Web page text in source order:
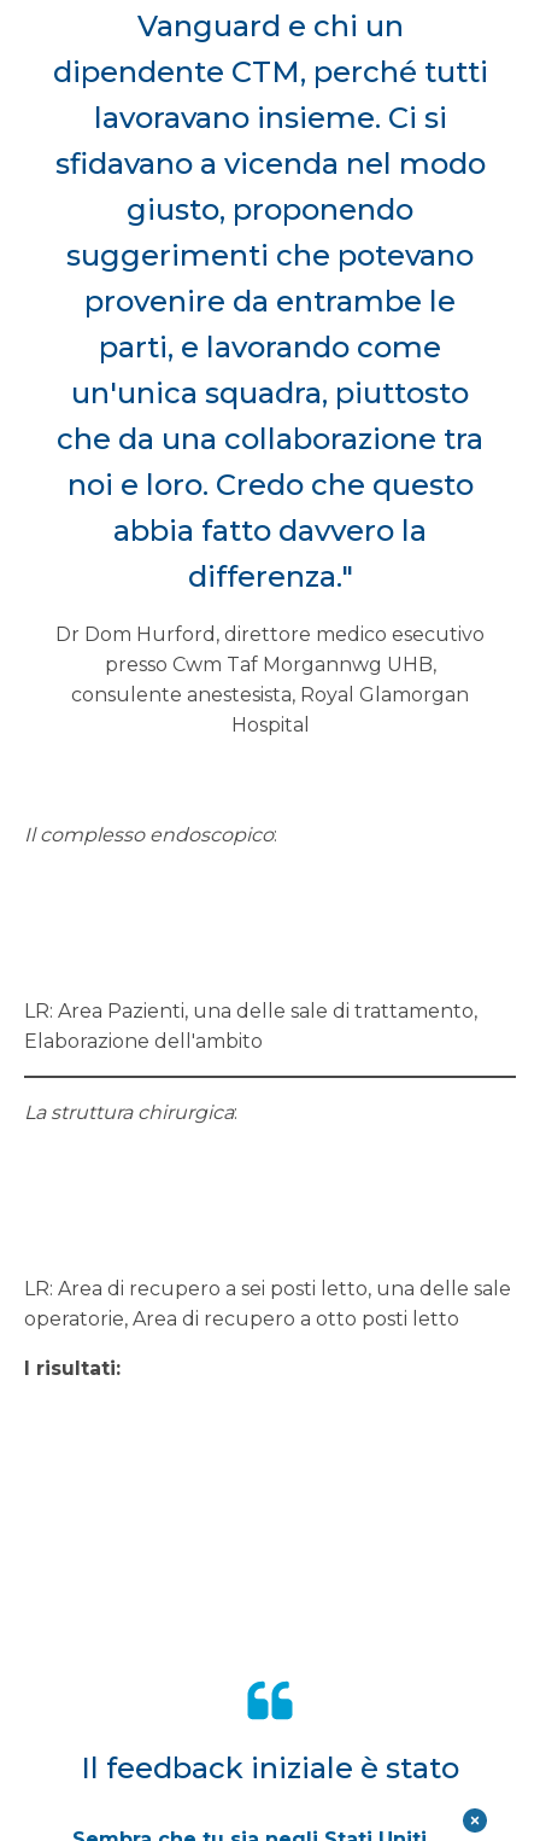
Vanguard e chi un
dipendente CTM, perché tutti
lavoravano insieme. Ci si
sfidavano a vicenda nel modo
giusto, proponendo
suggerimenti che potevano
provenire da entrambe le
parti, e lavorando come
un'unica squadra, piuttosto
che da una collaborazione tra
noi e loro. Credo che questo
abbia fatto davvero la
differenza."
Dr Dom Hurford, direttore medico esecutivo
presso Cwm Taf Morgannwg UHB,
consulente anestesista, Royal Glamorgan
Hospital
Il complesso endoscopico:
LR: Area Pazienti, una delle sale di trattamento,
Elaborazione dell'ambito
La struttura chirurgica:
LR: Area di recupero a sei posti letto, una delle sale
operatorie, Area di recupero a otto posti letto
I risultati:
Il feedback iniziale è stato
brillante. Abbiamo gestito la